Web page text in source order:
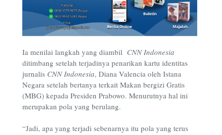
Ia menilai langkah yang diambil CNN Indonesia
ditimbang setelah terjadinya penarikan kartu identitas
jurnalis CNN Indonesia, Diana Valencia oleh Istana
Negara setelah bertanya terkait Makan bergizi Gratis
(MBG) kepada Presiden Prabowo. Menurutnya hal ini
merupakan pola yang berulang.
“Jadi, apa yang terjadi sebenarnya itu pola yang terus